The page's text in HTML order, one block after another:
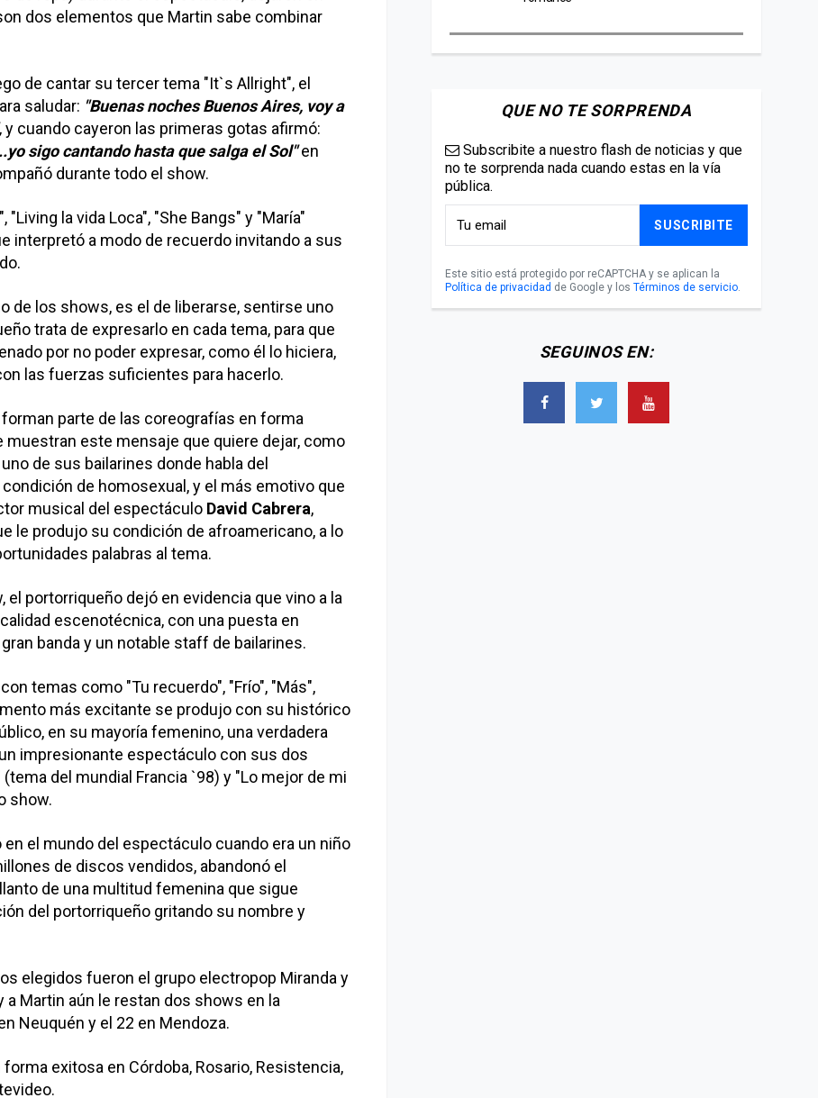
dos elementos que Martin sabe combinar
de cantar su tercer tema "It`s Allright", el
saludar: "Buenas noches Buenos Aires, voy a
y cuando cayeron las primeras gotas afirmó:
sigo cantando hasta que salga el Sol"en
durante todo el show.
la vida Loca", "She Bangs" y "María"
interpretó a modo de recuerdo invitando a sus
de los shows, es el de liberarse, sentirse uno
trata de expresarlo en cada tema, para que
por no poder expresar, como él lo hiciera,
las fuerzas suficientes para hacerlo.
parte de las coreografías en forma
muestran este mensaje que quiere dejar, como
de sus bailarines donde habla del
de homosexual, y el más emotivo que
musical del espectáculo David Cabrera,
le produjo su condición de afroamericano, a lo
palabras al tema.
el portorriqueño dejó en evidencia que vino a la
escenotécnica, con una puesta en
banda y un notable staff de bailarines.
temas como "Tu recuerdo", "Frío", "Más",
más excitante se produjo con su histórico
en su mayoría femenino, una verdadera
impresionante espectáculo con sus dos
del mundial Francia `98) y "Lo mejor de mi
show.
el mundo del espectáculo cuando era un niño
de discos vendidos, abandonó el
de una multitud femenina que sigue
del portorriqueño gritando su nombre y
elegidos fueron el grupo electropop Miranda y
a Martin aún le restan dos shows en la
Neuquén y el 22 en Mendoza.
exitosa en Córdoba, Rosario, Resistencia,
QUE NO TE SORPRENDA
Subscribite a nuestro flash de noticias y que
no te sorprenda nada cuando estas en la vía
pública.
SUSCRIBITE
Este sitio está protegido por reCAPTCHA y se aplican la
Política de privacidad de Google y los Términos de servicio.
SEGUINOS EN: